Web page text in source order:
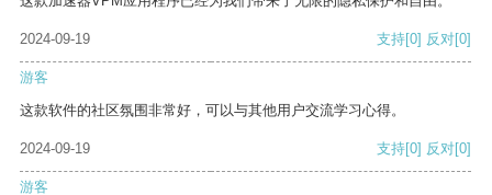
2024-09-19 支持[0] 反对[0]
游客
这款软件的社区氛围非常好，可以与其他用户交流学习心得。
2024-09-19 支持[0] 反对[0]
游客